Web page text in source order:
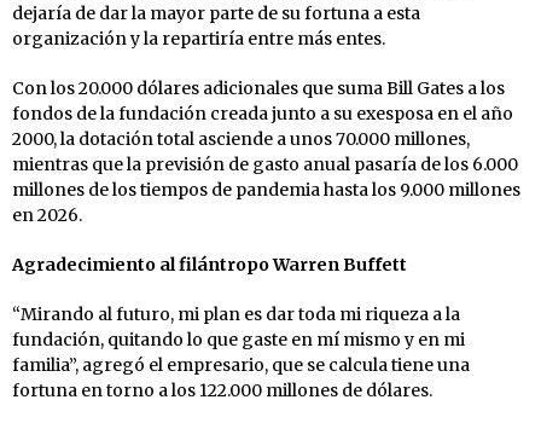
dejaría de dar la mayor parte de su fortuna a esta
organización y la repartiría entre más entes.
Con los 20.000 dólares adicionales que suma Bill Gates a los
fondos de la fundación creada junto a su exesposa en el año
2000, la dotación total asciende a unos 70.000 millones,
mientras que la previsión de gasto anual pasaría de los 6.000
millones de los tiempos de pandemia hasta los 9.000 millones
en 2026.
Agradecimiento al filántropo Warren Buffett
“Mirando al futuro, mi plan es dar toda mi riqueza a la
fundación, quitando lo que gaste en mí mismo y en mi
familia”, agregó el empresario, que se calcula tiene una
fortuna en torno a los 122.000 millones de dólares.